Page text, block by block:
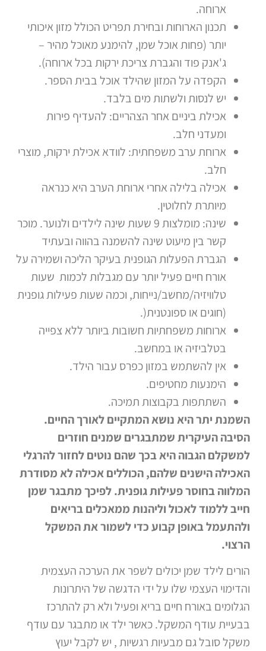
ארוחה.
תכנון הארוחות ובחירת תפריט הכולל מזון איכותי
יותר (פחות אוכל שמן, להימנע מאוכל מהיר –
ג'אנק פוד והגברת צריכת ירקות בכל ארוחה).
הקפדה על המזון שהילד אוכל בבית הספר.
יש לנסות ולשתות מים בלבד.
אכילת ביניים אחר הצהריים: להעדיף פירות
ומעדני חלב.
ארוחת ערב משפחתית: לוודא אכילת ירקות, מוצרי
חלב.
אכילה בלילה אחרי ארוחת הערב היא כנראה
מיותרת לחלוטין.
שינה: מומלצות 9 שעות שינה לילדים ולנוער. מוכר
קשר בין מיעוט שינה להשמנה בהווה ובעתיד
הגברת הפעלות הגופנית בעיקר הליכה ושמירה על
אורח חיים פעיל יותר עם מגבלות לכמות שעות
טלוויזיה/מחשב/נייחות, וכמה שעות פעילות גופנית
(חוגים או ספונטנית(.
ארוחות משפחתיות חשובות ביותר ללא צפייה
בטלביזיה או במחשב.
אין להשתמש במזון כפרס עבור הילד.
הימנעות מחטיפים.
השתתפות בקבוצות תמיכה.
השמנת יתר היא נושא המתקיים לאורך החיים.
הסיבה העיקרית שמתבגרים שמנים חוזרים
למשקלם הגבוה היא בכך שהם נוטים לחזור להרגלי
האכילה הישנים שלהם, הכוללים אכילה לא מסודרת
המלווה בחוסר פעילות גופנית. לפיכך מתבגר שמן
חייב ללמוד לאכול וליהנות ממאכלים בריאים
ולהתעמל באופן קבוע כדי לשמור את המשקל
הרצוי.
הורים לילד שמן יכולים לשפר את הערכה העצמית
והדימוי העצמי שלו על ידי הדגשה של היתרונות
הגלומים באורח חיים בריא ופעיל ולא רק להתרכז
בבעיית עודף המשקל. כאשר ילד או מתבגר עם עודף
משקל סובל גם מבעיות רגשיות , יש לקבל יעוץ